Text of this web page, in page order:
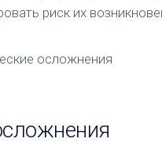
риск их
осложнения